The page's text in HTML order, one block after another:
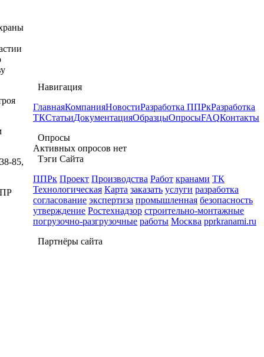
85,
Навигация
ГлавнаяКомпанияНовостиРазработка ППРкРазработка
ТКСтатьиДокументацияОбразцыОпросыFAQКонтакты
Опросы
Активных опросов нет
Тэги Сайта
ППРк Проект Производства Работ кранами ТК
Технологическая Карта заказать услуги разработка
согласование экспертиза промышленная безопасность
утверждение Ростехнадзор строительно-монтажные
погрузочно-разгрузочные работы Москва pprkranami.ru
Партнёры сайта